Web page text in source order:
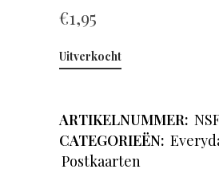
€1,95
Uitverkocht
ARTIKELNUMMER:
CATEGORIEËN:
Postkaarten